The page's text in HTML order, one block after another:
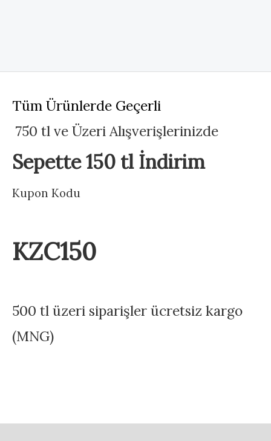
Tüm Ürünlerde Geçerli
750 tl ve Üzeri Alışverişlerinizde
Sepette 150 tl İndirim
Kupon Kodu
KZC150
500 tl üzeri siparişler ücretsiz kargo
(MNG)